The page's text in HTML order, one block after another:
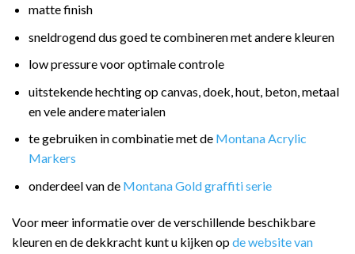
matte finish
sneldrogend dus goed te combineren met andere kleuren
low pressure voor optimale controle
uitstekende hechting op canvas, doek, hout, beton, metaal
en vele andere materialen
te gebruiken in combinatie met de Montana Acrylic
Markers
onderdeel van de Montana Gold graffiti serie
Voor meer informatie over de verschillende beschikbare
kleuren en de dekkracht kunt u kijken opde website van